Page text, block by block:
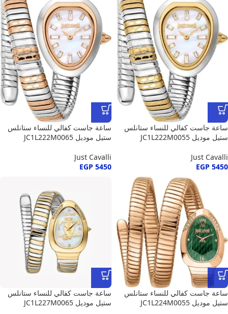
ساعة جاست كفالي للنساء ستانلس
ستيل موديل JC1L222M0055
Just Cavalli
EGP 5450
ساعة جاست كفالي للنساء ستانلس
ستيل موديل JC1L222M0065
Just Cavalli
EGP 5450
ساعة جاست كفالي للنساء ستانلس
ستيل موديل JC1L224M0055
ساعة جاست كفالي للنساء ستانلس
ستيل موديل JC1L227M0065